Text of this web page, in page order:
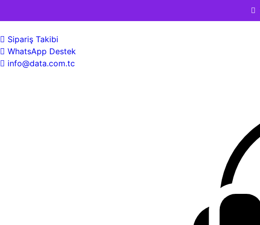
Sipariş Takibi
WhatsApp Destek
info@data.com.tc